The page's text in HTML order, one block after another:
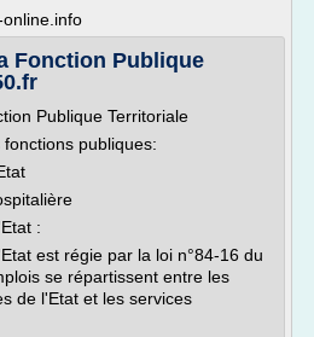
Fonction Publique
Publique Territoriale
publiques:
:
est régie par la loi n°84-16 du
se répartissent entre les
de l'Etat et les services